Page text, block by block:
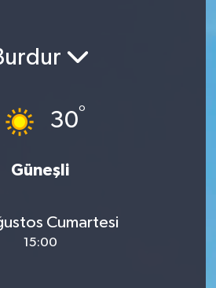
30°
Güneşli
Cumartesi
15:00